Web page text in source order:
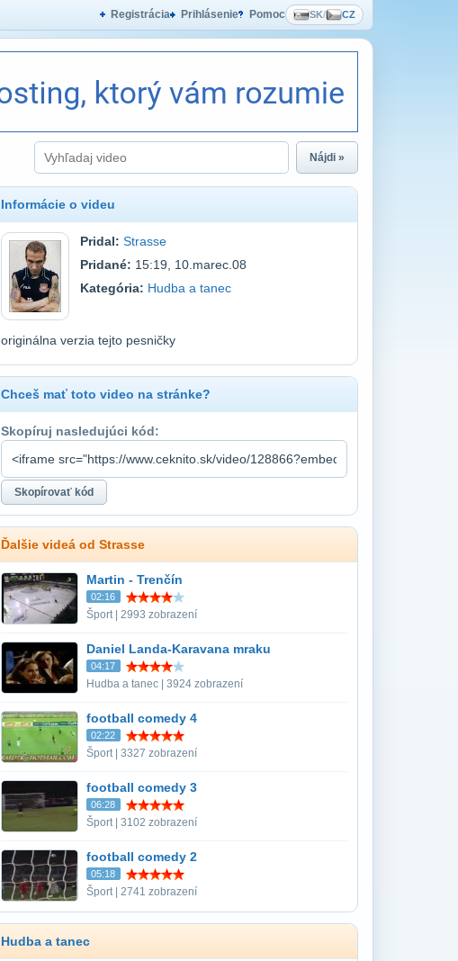
Registrácia Prihlásenie Pomoc SK/ CZ
Nájdi »
Informácie o videu
Pridal: Strasse
Pridané: 15:19, 10.marec.08
Kategória: Hudba a tanec
originálna verzia tejto pesničky
Chceš mať toto video na stránke?
Skopíruj nasledujúci kód:
Ďalšie videá od Strasse
Martin - Trenčín
02:16
Šport | 2993 zobrazení
Daniel Landa-Karavana mraku
04:17
Hudba a tanec | 3924 zobrazení
football comedy 4
02:22
Šport | 3327 zobrazení
football comedy 3
06:28
Šport | 3102 zobrazení
football comedy 2
05:18
Šport | 2741 zobrazení
Hudba a tanec